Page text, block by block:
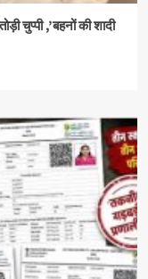
चुप्पी ,’बहनों की शादी